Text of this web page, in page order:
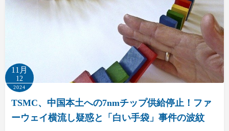
11月
12
2024
TSMC、中国本土への7nmチップ供給停止！ファ
ーウェイ横流し疑惑と「白い手袋」事件の波紋